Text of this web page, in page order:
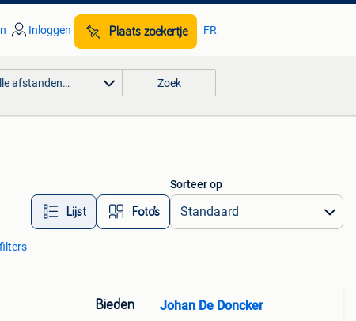
Inloggen Plaats zoekertje FR
afstanden… Zoek
Lijst Foto’s
Sorteer op
Bieden Johan De Doncker